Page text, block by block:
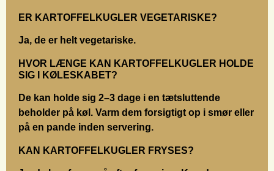
ER KARTOFFELKUGLER VEGETARISKE?
Ja, de er helt vegetariske.
HVOR LÆNGE KAN KARTOFFELKUGLER HOLDE
SIG I KØLESKABET?
De kan holde sig 2–3 dage i en tætsluttende
beholder på køl. Varm dem forsigtigt op i smør eller
på en pande inden servering.
KAN KARTOFFELKUGLER FRYSES?